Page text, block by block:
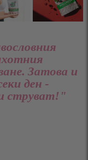
Затова и
ден -
струват!"